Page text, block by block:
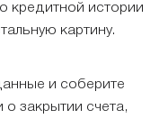
кредитной истории
картину.
и соберите
о закрытии счета,